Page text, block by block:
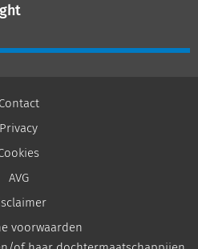
Contact
Privacy
AVG
voorwaarden